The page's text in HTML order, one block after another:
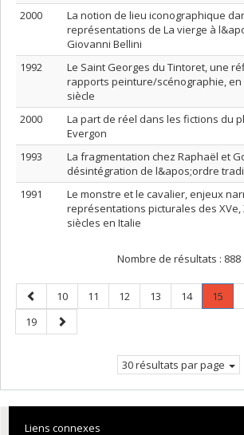
2000
La notion de lieu iconographique
représentations de La vierge à
Giovanni Bellini
1992
Le Saint Georges du Tintoret, une
rapports peinture/scénographie, en
siècle
2000
La part de réel dans les fictions du
Evergon
1993
La fragmentation chez Raphaël et
désintégration de l&apos;ordre
1991
Le monstre et le cavalier, enjeux
représentations picturales des XVe,
siècles en Italie
Nombre de résultats : 888
Page
précédente
Page
10 Page
11 Page
12 Page
13 Page
14 Page
15
Page
19
Page
suivante
30 résultats par page
Liens connexes